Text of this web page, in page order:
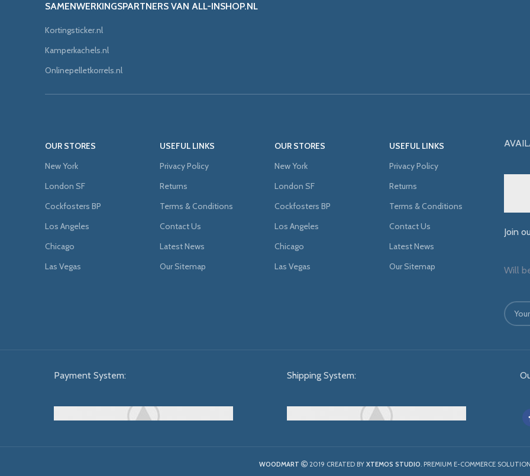
SAMENWERKINGSPARTNERS VAN ALL-INSHOP.NL
Kortingsticker.nl
Kamperkachels.nl
Onlinepelletkorrels.nl
OUR STORES
New York
London SF
Cockfosters BP
Los Angeles
Chicago
Las Vegas
USEFUL LINKS
Privacy Policy
Returns
Terms & Conditions
Contact Us
Latest News
Our Sitemap
OUR STORES
New York
London SF
Cockfosters BP
Los Angeles
Chicago
Las Vegas
USEFUL LINKS
Privacy Policy
Returns
Terms & Conditions
Contact Us
Latest News
Our Sitemap
Join
Will
Payment System: Shipping System:
WOODMART 2019 CREATED BY XTEMOS STUDIO . PREMIUM E-COMMERCE